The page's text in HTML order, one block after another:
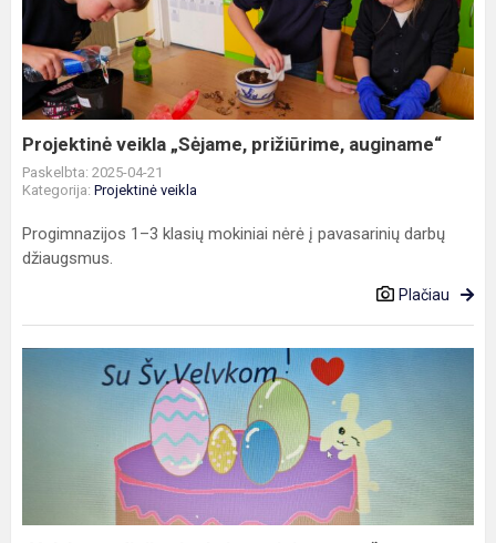
„Sėjame,
prižiūrime,
auginame“
Projektinė veikla „Sėjame, prižiūrime, auginame“
Paskelbta: 2025-04-21
Kategorija: Projektinė veikla
Progimnazijos 1–3 klasių mokiniai nėrė į pavasarinių darbų
džiaugsmus.
Plačiau